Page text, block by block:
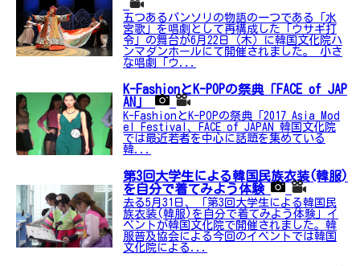
五つあるパンソリの物語の一つである「水
宮歌」を唱劇として再構成した「ウサギ打
令」の舞台が6月22日（木）に韓国文化院ハ
ンマダンホールにて開催されました。 小さ
な唱劇「ウ...
K-FashionとK-POPの祭典「FACE of JAP
AN」
K-FashionとK-POPの祭典「2017 Asia Mod
el Festival、FACE of JAPAN 韓国文化院
では最近若者を中心に話題を集めている
韓...
第3回大学生による韓国民族衣装(韓服)
を自分で着てみよう体験
去る5月31日、「第3回大学生による韓国民
族衣装(韓服)を自分で着てみよう体験」イ
ベントが韓国文化院で開催されました。韓
服普及協会による今回のイベントでは韓国
文化院による...